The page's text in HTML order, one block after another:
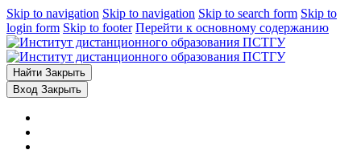
Skip to navigation Skip to navigation Skip to search form Skip to
login form Skip to footer Перейти к основному содержанию
Найти Закрыть
Вход Закрыть